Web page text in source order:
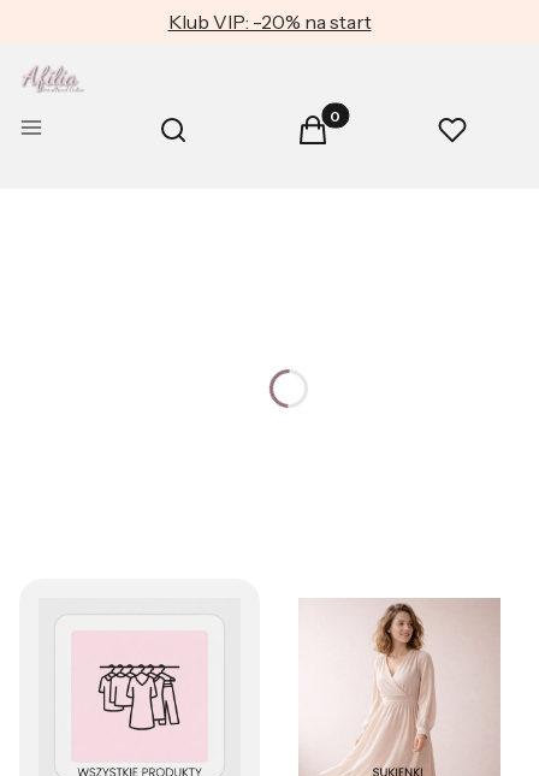
Klub VIP: -20% na start
Menu Otwórz wyszukiwarkę
Szukaj Produkty w koszyku: 0.
Koszyk Ulubione